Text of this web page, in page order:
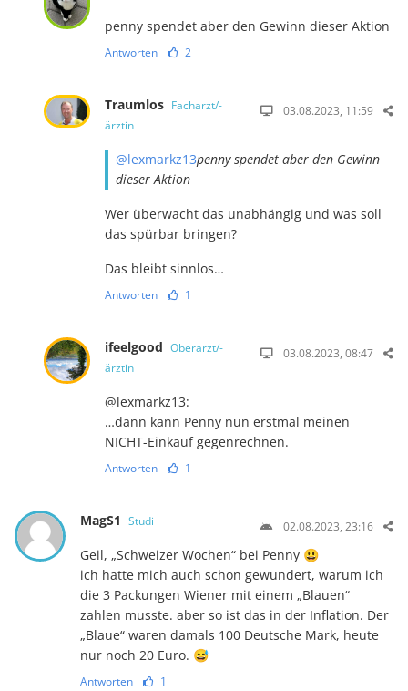
penny spendet aber den Gewinn dieser Aktion
Antworten 2
Traumlos Facharzt/-
ärztin
03.08.2023, 11:59
@lexmarkz13penny spendet aber den Gewinn
dieser Aktion
Wer überwacht das unabhängig und was soll
das spürbar bringen?
Das bleibt sinnlos…
Antworten 1
ifeelgood Oberarzt/-
ärztin
03.08.2023, 08:47
@lexmarkz13:
…dann kann Penny nun erstmal meinen
NICHT-Einkauf gegenrechnen.
Antworten 1
MagS1 Studi 02.08.2023, 23:16
Geil, „Schweizer Wochen“ bei Penny 😃
ich hatte mich auch schon gewundert, warum ich
die 3 Packungen Wiener mit einem „Blauen“
zahlen musste. aber so ist das in der Inflation. Der
„Blaue“ waren damals 100 Deutsche Mark, heute
nur noch 20 Euro. 😅
Antworten 1